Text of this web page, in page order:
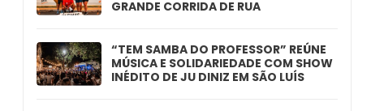
GRANDE CORRIDA DE RUA
“TEM SAMBA DO PROFESSOR” REÚNE
MÚSICA E SOLIDARIEDADE COM SHOW
INÉDITO DE JU DINIZ EM SÃO LUÍS